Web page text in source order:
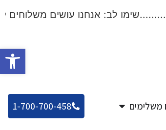
פתח
לב: אנחנו עושים
משלימים 1-700-700-458